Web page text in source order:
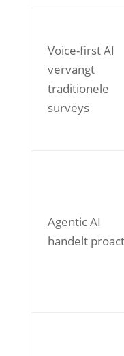
Voice-first AI
vervangt
traditionele
surveys
Agentic AI
handelt